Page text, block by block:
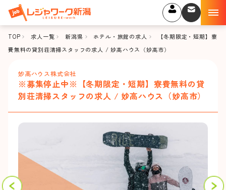
TOP 求人一覧 新潟県 ホテル・旅館の求人
【冬期限定・短期】寮
費無料の貸別荘清掃スタッフの求人 / 妙高ハウス（妙高市）
妙高ハウス株式会社
※募集停止中※【冬期限定・短期】寮費無料の貸
別荘清掃スタッフの求人 / 妙高ハウス（妙高市）